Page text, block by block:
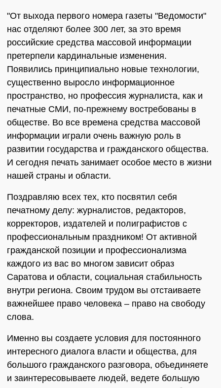
"От выхода первого номера газеты "Ведомости"
нас отделяют более 300 лет, за это время
российские средства массовой информации
претерпели кардинальные изменения.
Появились принципиально новые технологии,
существенно выросло информационное
пространство, но профессия журналиста, как и
печатные СМИ, по-прежнему востребованы в
обществе. Во все времена средства массовой
информации играли очень важную роль в
развитии государства и гражданского общества.
И сегодня печать занимает особое место в жизни
нашей страны и области.
Поздравляю всех тех, кто посвятил себя
печатному делу: журналистов, редакторов,
корректоров, издателей и полиграфистов с
профессиональным праздником! От активной
гражданской позиции и профессионализма
каждого из вас во многом зависит образ
Саратова и области, социальная стабильность
внутри региона. Своим трудом вы отстаиваете
важнейшее право человека – право на свободу
слова.
Именно вы создаете условия для постоянного
интересного диалога власти и общества, для
большого гражданского разговора, объединяете
и заинтересовываете людей, ведете большую